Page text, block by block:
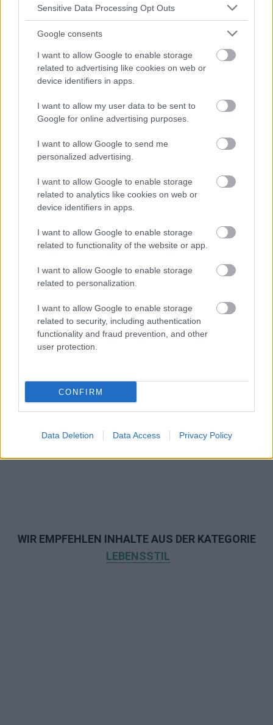
Sensitive Data Processing Opt Outs
Google consents
I want to allow Google to enable storage
related to advertising like cookies on web or
device identifiers in apps.
I want to allow my user data to be sent to
Google for online advertising purposes.
I want to allow Google to send me
personalized advertising.
I want to allow Google to enable storage
related to analytics like cookies on web or
device identifiers in apps.
I want to allow Google to enable storage
related to functionality of the website or app.
I want to allow Google to enable storage
related to personalization.
I want to allow Google to enable storage
related to security, including authentication
functionality and fraud prevention, and other
user protection.
CONFIRM
Data Deletion Data Access Privacy Policy
Redaktion der Website sind nicht für die Ergebnisse ihrer
der Website verwenden, ist es unbedingt erforderlich, einen Arzt
zu konsultieren.
WIR EMPFEHLEN INHALTE AUS DER KATEGORIE
LEBENSSTIL